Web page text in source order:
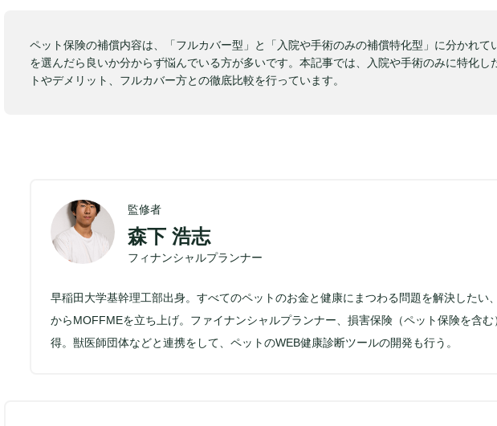
ペット保険の補償内容は、「フルカバー型」と「入院や手術のみの補償特化型」に分かれて
を選んだら良いか分からず悩んでいる方が多いです。本記事では、入院や手術のみに特化し
トやデメリット、フルカバー方との徹底比較を行っています。
監修者
森下 浩志
フィナンシャルプランナー
早稲田大学基幹理工部出身。すべてのペットのお金と健康にまつわる問題を解決したい
からMOFFMEを立ち上げ。ファイナンシャルプランナー、損害保険（ペット保険を含
得。獣医師団体などと連携をして、ペットのWEB健康診断ツールの開発も行う。